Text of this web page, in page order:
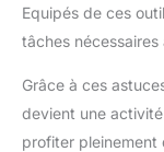
Equipés de ces
tâches nécessaires
Grâce à ces
devient une
profiter pleinement